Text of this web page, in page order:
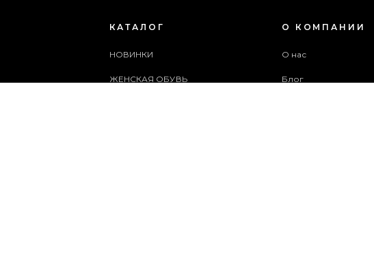
КАТАЛОГ
НОВИНКИ
ЖЕНСКАЯ ОБУВЬ
О КОМПАНИИ
О нас
Блог